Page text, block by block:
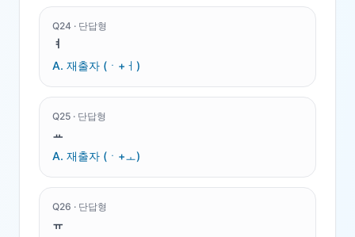
Q24 · 단답형
ㅕ
A. 재출자 (ㆍ+ㅓ)
Q25 · 단답형
ㅛ
A. 재출자 (ㆍ+ㅗ)
Q26 · 단답형
ㅠ